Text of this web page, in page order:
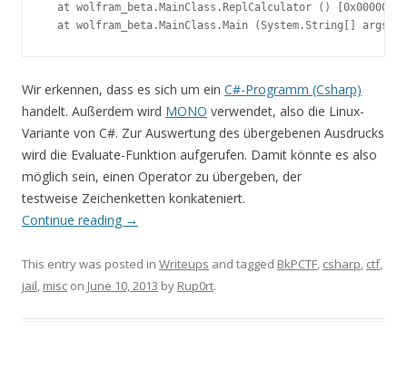
at wolfram_beta.MainClass.ReplCalculator () [0x00000]
at wolfram_beta.MainClass.Main (System.String[] args)
Wir erkennen, dass es sich um ein C#-Programm (Csharp)
handelt. Außerdem wird MONO verwendet, also die Linux-
Variante von C#. Zur Auswertung des übergebenen Ausdrucks
wird die Evaluate-Funktion aufgerufen. Damit könnte es also
möglich sein, einen Operator zu übergeben, der
testweise Zeichenketten konkateniert.
Continue reading →
This entry was posted in Writeups and tagged BkPCTF, csharp, ctf,
jail, misc on June 10, 2013 by Rup0rt.